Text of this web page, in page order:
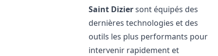
Saint Diziersont équipés des
dernières technologies et des
outils les plus performants pour
intervenir rapidement et